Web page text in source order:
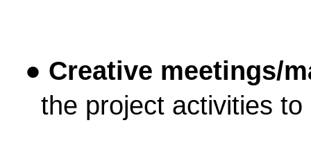
● Creative meetings/
the project activities